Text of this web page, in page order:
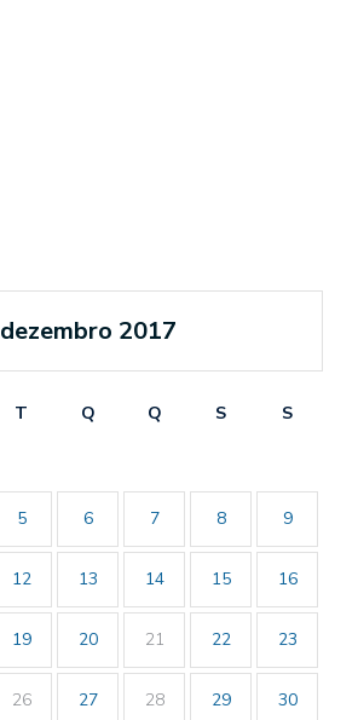
dezembro 2017
T Q Q S
S
5 6 7 8 9
12 13 14 15 16
19 20 21 22 23
26 27 28 29 30